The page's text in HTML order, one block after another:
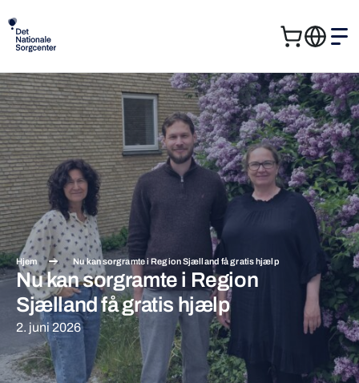
Kurv
Søg
efter:
Søg
Hjem Nu kan sorgramte i Region Sjælland få gratis hjælp
Nu kan sorgramte i Region
Sjælland få gratis hjælp
2. juni 2026